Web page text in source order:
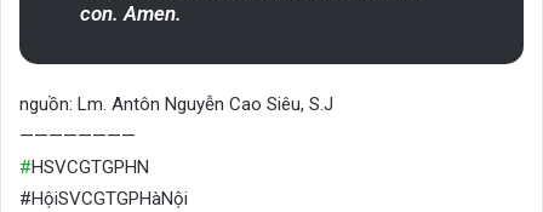
con. Amen.
nguồn: Lm. Antôn Nguyễn Cao Siêu, S.J
————————
#HSVCGTGPHN
#HộiSVCGTGPHàNội